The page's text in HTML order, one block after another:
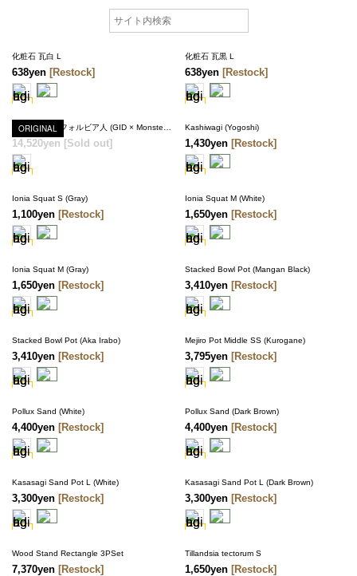
化粧石 瓦白 L
638yen [Restock]
化粧石 瓦黒 L
638yen [Restock]
ORIGINAL
14,520yen [Sold out]
Kashiwagi (Yogoshi)
1,430yen [Restock]
Ionia Squat S (Gray)
1,100yen [Restock]
Ionia Squat M (White)
1,650yen [Restock]
Ionia Squat M (Gray)
1,650yen [Restock]
Stacked Bowl Pot (Mangan Black)
3,410yen [Restock]
Stacked Bowl Pot (Aka Irabo)
3,410yen [Restock]
Mejiro Pot Middle SS (Kurogane)
3,795yen [Restock]
Pollux Sand (White)
4,400yen [Restock]
Pollux Sand (Dark Brown)
4,400yen [Restock]
Kasasagi Sand Pot L (White)
3,300yen [Restock]
Kasasagi Sand Pot L (Dark Brown)
3,300yen [Restock]
Wood Stand Rectangle 3PSet
7,370yen [Restock]
Tillandsia tectorum S
1,650yen [Restock]